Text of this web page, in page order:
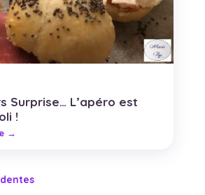
Surprise… L’apéro est
!